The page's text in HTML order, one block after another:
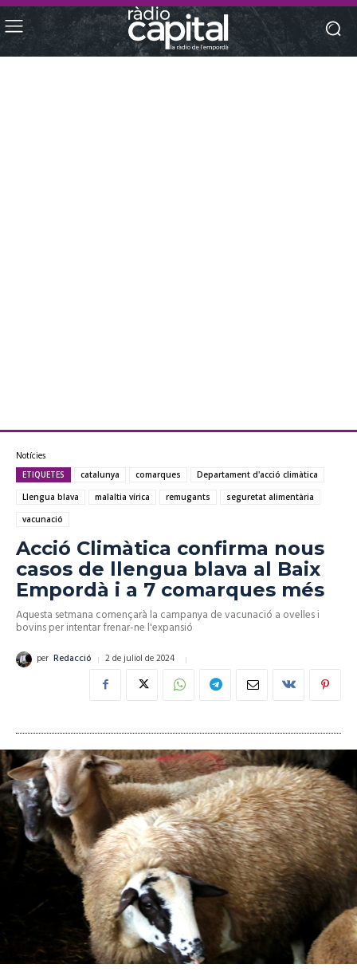
Notícies
ETIQUETES catalunya comarques
Departament d'acció climàtica
Llengua blava
malaltia vírica remugants
seguretat alimentària
vacunació
Acció Climàtica confirma nous
casos de llengua blava al Baix
Empordà i a 7 comarques més
Aquesta setmana començarà la campanya de vacunació a ovelles i
bovins per intentar frenar-ne l'expansió
per Redacció 2 de juliol de 2024